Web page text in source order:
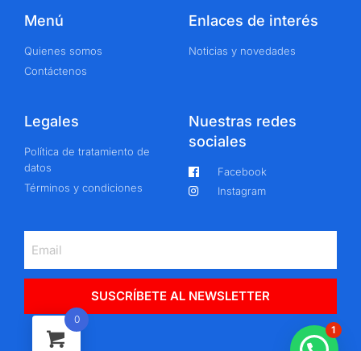
Menú
Quienes somos
Contáctenos
Enlaces de interés
Noticias y novedades
Legales
Política de tratamiento de
datos
Términos y condiciones
Nuestras redes
sociales
Facebook
Instagram
SUSCRÍBETE AL NEWSLETTER
0
1